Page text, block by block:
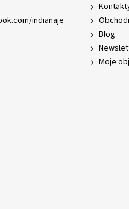
indianaje
Blog
Moje